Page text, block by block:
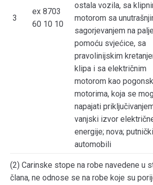
3
ex 8703
60 10 10
ostala vozila, sa
motorom sa
sagorjevanjem na
pomoću svjećice, sa
pravolinijskim
klipa i sa električnim
motorom kao
motorima, koja se
napajati
vanjski izvor
energije; nova; putnički
automobili
(2) Carinske stope na robe navedene u
člana, ne odnose se na robe koje su